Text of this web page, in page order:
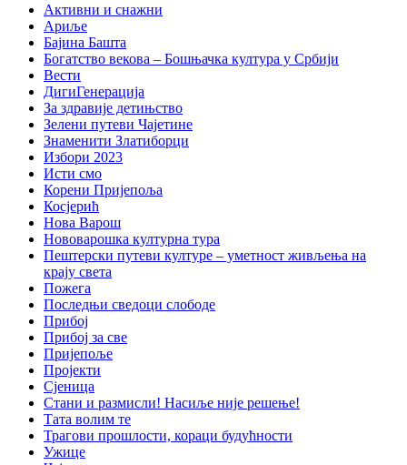
Активни и снажни
Ариље
Бајина Башта
Богатство векова – Бошњачка култура у Србији
Вести
ДигиГенерација
За здравије детињство
Зелени путеви Чајетине
Знаменити Златиборци
Избори 2023
Исти смо
Корени Пријепоља
Косјерић
Нова Варош
Нововарошка културна тура
Пештерски путеви културе – уметност живљења на
крају света
Пожега
Последњи сведоци слободе
Прибој
Прибој за све
Пријепоље
Пројекти
Сјеница
Стани и размисли! Насиље није решење!
Тата волим те
Трагови прошлости, кораци будућности
Ужице